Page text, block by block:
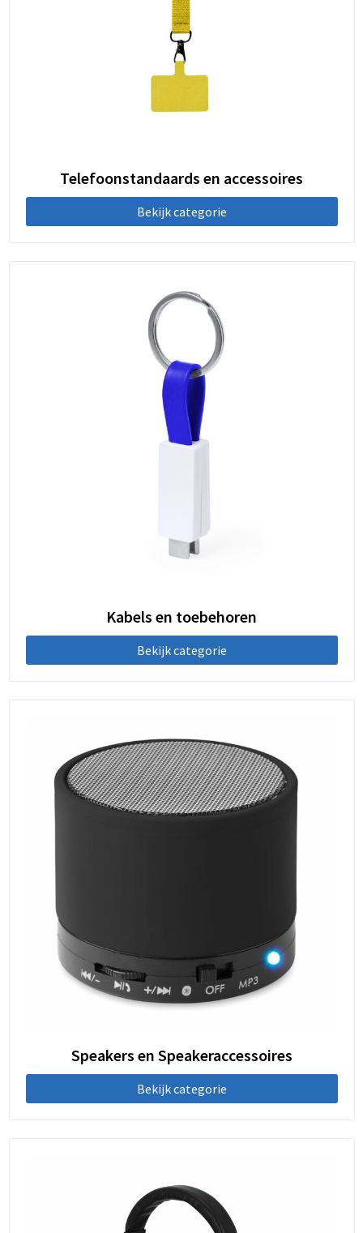
Telefoonstandaards en accessoires
Bekijk categorie
Kabels en toebehoren
Bekijk categorie
Speakers en Speakeraccessoires
Bekijk categorie